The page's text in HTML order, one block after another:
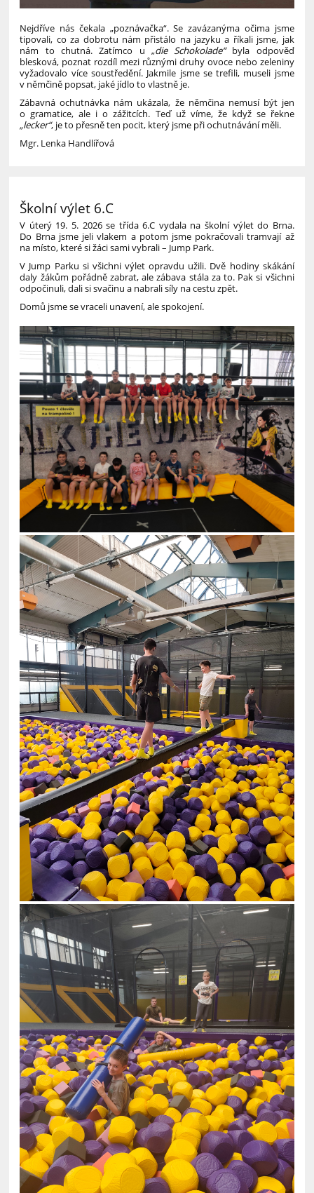
Nejdříve nás čekala „poznávačka“. Se zavázanýma očima jsme
tipovali, co za dobrotu nám přistálo na jazyku a říkali jsme, jak
nám to chutná. Zatímco u „die Schokolade“byla odpověď
blesková, poznat rozdíl mezi různými druhy ovoce nebo zeleniny
vyžadovalo více soustředění. Jakmile jsme se trefili, museli jsme
v němčině popsat, jaké jídlo to vlastně je.
Zábavná ochutnávka nám ukázala, že němčina nemusí být jen
o gramatice, ale i o zážitcích. Teď už víme, že když se řekne
„lecker“, je to přesně ten pocit, který jsme při ochutnávání měli.
Mgr. Lenka Handlířová
Školní výlet 6.C
V úterý 19. 5. 2026 se třída 6.C vydala na školní výlet do Brna.
Do Brna jsme jeli vlakem a potom jsme pokračovali tramvají až
na místo, které si žáci sami vybrali – Jump Park.
V Jump Parku si všichni výlet opravdu užili. Dvě hodiny skákání
daly žákům pořádně zabrat, ale zábava stála za to. Pak si všichni
odpočinuli, dali si svačinu a nabrali síly na cestu zpět.
Domů jsme se vraceli unavení, ale spokojení.